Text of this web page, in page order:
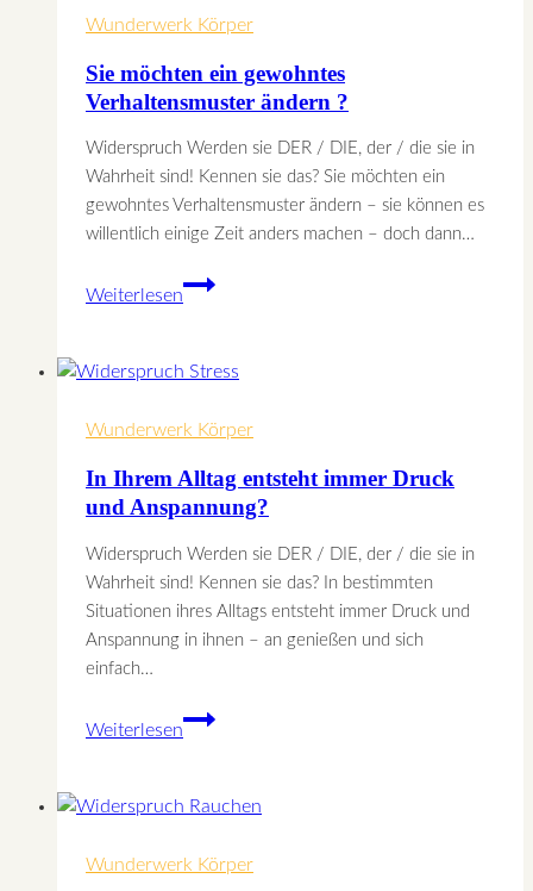
Wunderwerk Körper
Sie möchten ein gewohntes
Verhaltensmuster ändern ?
Widerspruch Werden sie DER / DIE, der / die sie in
Wahrheit sind! Kennen sie das? Sie möchten ein
gewohntes Verhaltensmuster ändern – sie können es
willentlich einige Zeit anders machen – doch dann…
Weiterlesen
Sie
gewohntes
ändern
Wunderwerk Körper
In Ihrem Alltag entsteht immer Druck
und Anspannung?
Widerspruch Werden sie DER / DIE, der / die sie in
Wahrheit sind! Kennen sie das? In bestimmten
Situationen ihres Alltags entsteht immer Druck und
Anspannung in ihnen – an genießen und sich
einfach…
Weiterlesen
In
entsteht
Druck
Wunderwerk Körper